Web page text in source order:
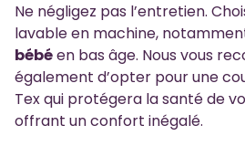
Ne négligez pas l’entretien.
lavable en machine,
bébéen bas âge. Nous vous
également d’opter pour une
Tex qui protégera la santé de
offrant un confort inégalé.